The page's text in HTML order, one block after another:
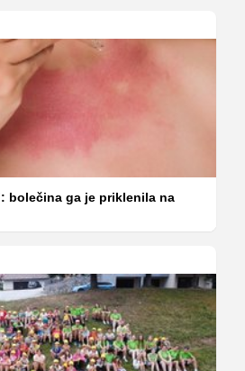
bolečina ga je priklenila na